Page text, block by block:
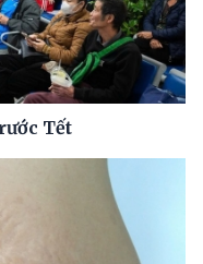
Tết